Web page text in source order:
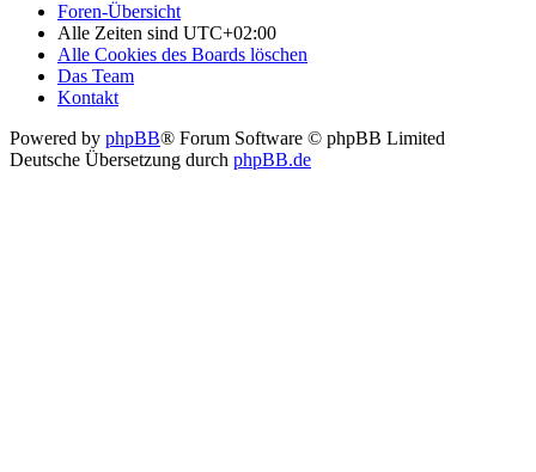
Foren-Übersicht
Alle Zeiten sind UTC+02:00
Alle Cookies des Boards löschen
Das Team
Kontakt
Powered by phpBB® Forum Software © phpBB Limited
Deutsche Übersetzung durch phpBB.de